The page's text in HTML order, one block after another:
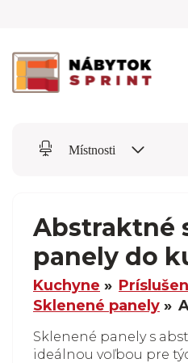
Místnosti
Abstraktné
panely do
Kuchyne
Sklenené panely
Sklenené panely s
ideálnou voľbou pre